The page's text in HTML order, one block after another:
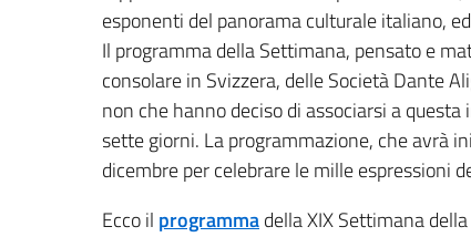
esponenti del panorama culturale italiano,
Il programma della Settimana, pensato e
consolare in Svizzera, delle Società Dante
non che hanno deciso di associarsi a
sette giorni. La programmazione, che avrà
dicembre per celebrare le mille espressioni
Ecco il programmadella XIX Settimana